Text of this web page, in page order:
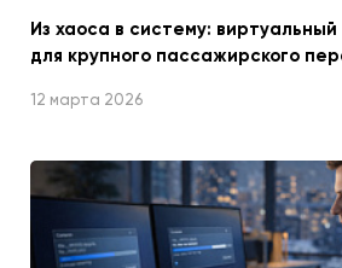
Из хаоса в систему:
для крупного пассажирского
12 марта 2026